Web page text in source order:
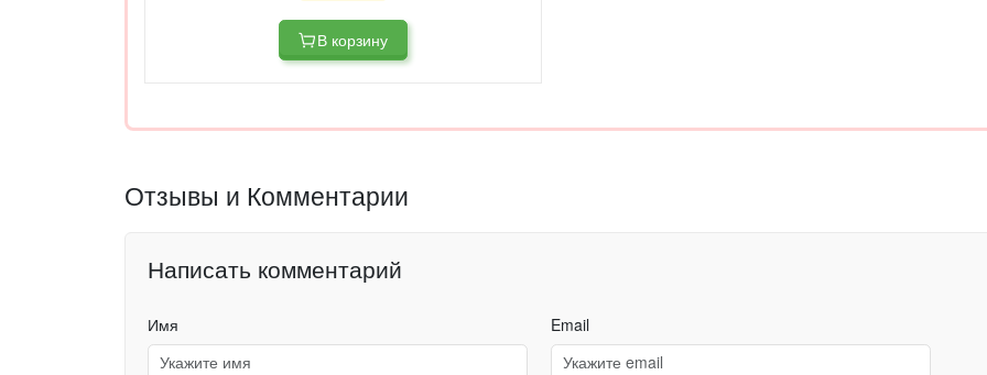
В корзину
Отзывы и Комментарии
Написать комментарий
Имя Email